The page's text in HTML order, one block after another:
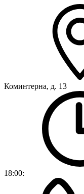
Коминтерна, д. 13
18:00: